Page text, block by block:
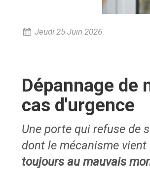
Jeudi 25 Juin 2026
Dépannage de
cas d'urgence
Une porte qui refuse de
dont le mécanisme vient
toujours au mauvais